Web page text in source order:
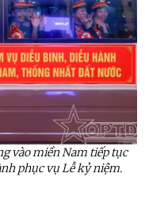
vào miền Nam tiếp tục
phục vụ Lễ kỷ niệm.